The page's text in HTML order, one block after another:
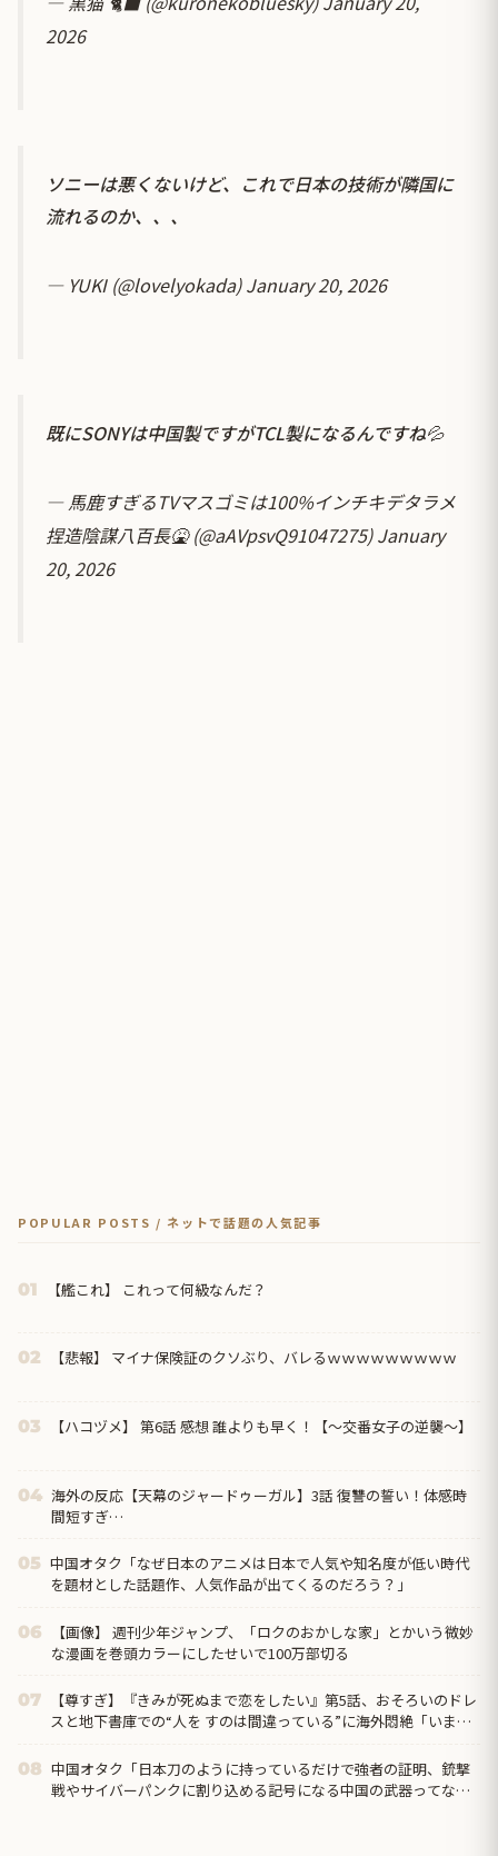
2026
ソニーは悪くないけど、これで日本の技術が隣国に
流れるのか、、、
— YUKI (@lovelyokada)January 20, 2026
既にSONYは中国製ですがTCL製になるんですね💦
— 馬鹿すぎるTVマスゴミは100%インチキデタラメ
捏造陰謀八百長🤮 (@aAVpsvQ91047275)January
20, 2026
POPULAR POSTS / ネットで話題の人気記事
01 【艦これ】 これって何級なんだ？
02 【悲報】 マイナ保険証のクソぶり、バレるｗｗｗｗｗｗｗｗｗ
03 【ハコヅメ】 第6話 感想 誰よりも早く！【～交番女子の逆襲～】
04 海外の反応【天幕のジャードゥーガル】3話 復讐の誓い！体感時
間短すぎ…
05 中国オタク「なぜ日本のアニメは日本で人気や知名度が低い時代
を題材とした話題作、人気作品が出てくるのだろう？」
06
【画像】 週刊少年ジャンプ、「ロクのおかしな家」とかいう微妙
な漫画を巻頭カラーにしたせいで100万部切る
07
【尊すぎ】『きみが死ぬまで恋をしたい』第5話、おそろいのドレ
スと地下書庫での“人を すのは間違っている”に海外悶絶「いまの
きた」
08 中国オタク「日本刀のように持っているだけで強者の証明、銃撃
戦やサイバーパンクに割り込める記号になる中国の武器ってなん